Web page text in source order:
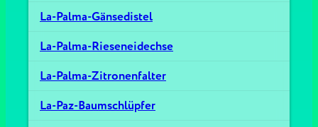
La-Palma-Gänsedistel
La-Palma-Rieseneidechse
La-Palma-Zitronenfalter
La-Paz-Baumschlüpfer